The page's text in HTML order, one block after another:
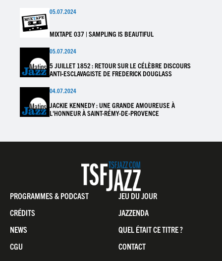
05.07.2024
MIXTAPE 037 | SAMPLING IS BEAUTIFUL
05.07.2024
5 JUILLET 1852 : RETOUR SUR LE CÉLÈBRE DISCOURS
ANTI-ESCLAVAGISTE DE FREDERICK DOUGLASS
04.07.2024
JACKIE KENNEDY : UNE GRANDE AMOUREUSE À
L'HONNEUR À SAINT-RÉMY-DE-PROVENCE
Pied
de
page
PROGRAMMES & PODCAST
JEU DU JOUR
CRÉDITS
JAZZENDA
NEWS
QUEL ÉTAIT CE TITRE ?
CGU
CONTACT